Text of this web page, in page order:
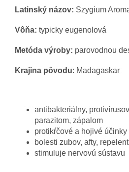
Latinský názov: Szygium
Vôňa: typicky eugenolová
Metóda výroby: parovodnou
Krajina pôvodu: Madagaskar
antibakteriálny,
parazitom, zápalom
protikŕčové a hojivé účinky
bolesti zubov, afty, repelent
stimuluje nervovú sústavu